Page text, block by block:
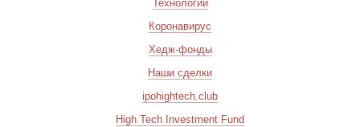
Технологии
Коронавирус
Хедж-фонды
Наши сделки
ipohightech.club
High Tech Investment Fund